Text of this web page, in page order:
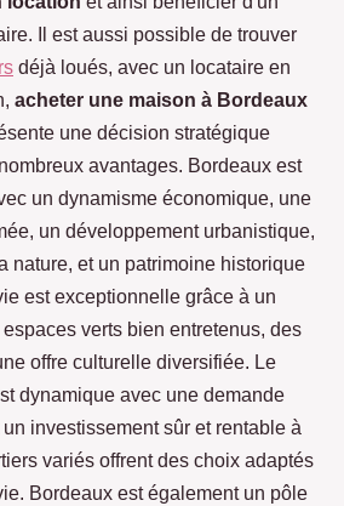
Il est aussi possible de trouver
déjà loués, avec un locataire en
acheter une maison à Bordeaux
une décision stratégique
avantages. Bordeaux est
un dynamisme économique, une
un développement urbanistique,
nature, et un patrimoine historique
est exceptionnelle grâce à un
verts bien entretenus, des
offre culturelle diversifiée. Le
dynamique avec une demande
investissement sûr et rentable à
variés offrent des choix adaptés
Bordeaux est également un pôle